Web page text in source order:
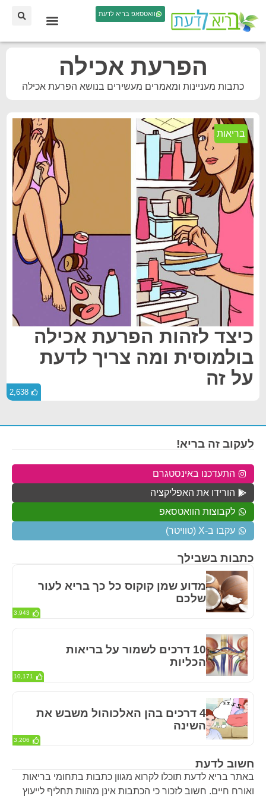
וואטסאפ בריא לדעת
הפרעת אכילה
כתבות מעניינות ומאמרים מעשירים בנושא הפרעת אכילה
בריאות
כיצד לזהות הפרעת אכילה
בולמוסית ומה צריך לדעת
על זה
2,638
חשוב לדעת
באתר בריא לדעת תוכלו לקרוא מגוון כתבות בתחומי בריאות
ואורח חיים. חשוב לזכור כי הכתבות אינן מהוות תחליף לייעוץ
כתבות בשבילך
מדוע שמן קוקוס כל כך בריא לעור
שלכם
3,943
10 דרכים לשמור על בריאות
הכליות
10,171
4 דרכים בהן האלכוהול משבש את
השינה
3,206
לעקוב זה בריא!
התעדכנו באינסטגרם
הורידו את האפליקציה
לקבוצות הוואטסאפ
עקבו ב-X (טוויטר)